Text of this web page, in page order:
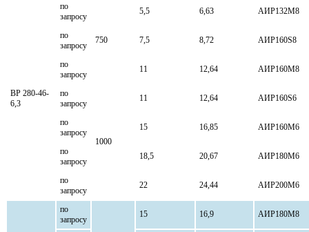
ВР 280-46-
6,3
по
запросу
750
5,5 6,63 АИР132М8
по
запросу
7,5 8,72 АИР160S8
по
запросу
11 12,64 АИР160М8
по
запросу
1000
11 12,64 АИР160S6
по
запросу
15 16,85 АИР160М6
по
запросу
18,5 20,67 АИР180М6
по
запросу
22 24,44 АИР200М6
по
запросу
15 16,9 АИР180М8